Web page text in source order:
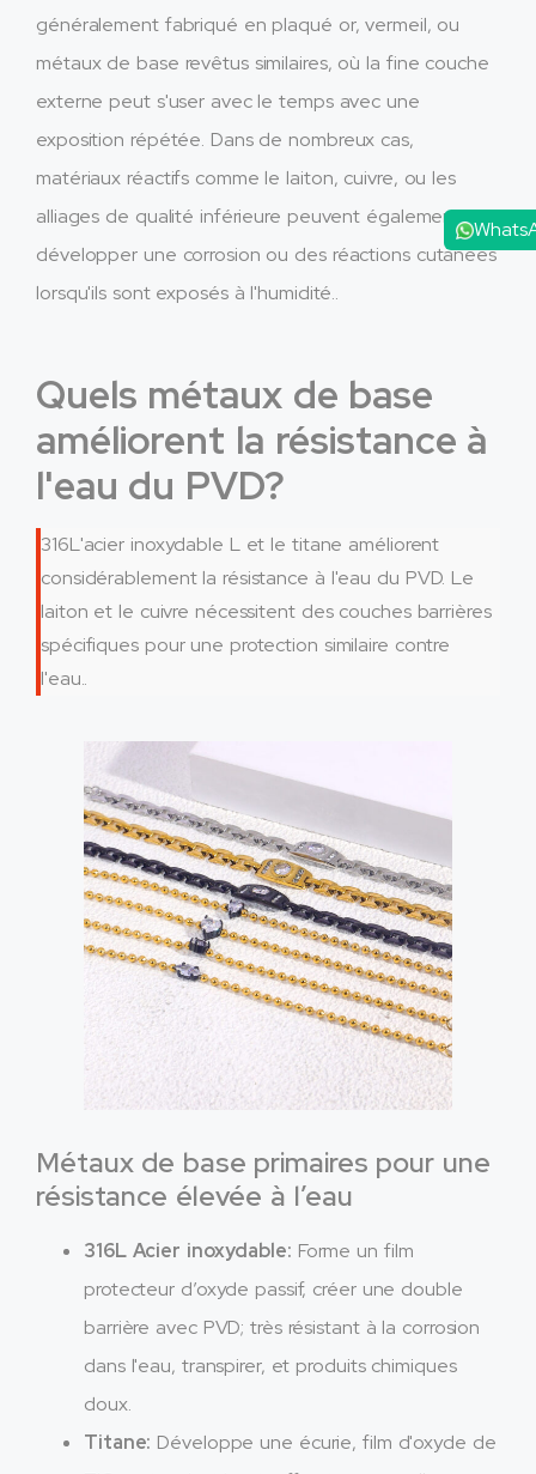
généralement fabriqué en plaqué or, vermeil, ou
métaux de base revêtus similaires, où la fine couche
externe peut s'user avec le temps avec une
exposition répétée. Dans de nombreux cas,
matériaux réactifs comme le laiton, cuivre, ou les
alliages de qualité inférieure peuvent également
développer une corrosion ou des réactions cutanées
lorsqu'ils sont exposés à l'humidité..
Quels métaux de base
améliorent la résistance à
l'eau du PVD?
316L'acier inoxydable L et le titane améliorent
considérablement la résistance à l'eau du PVD. Le
laiton et le cuivre nécessitent des couches barrières
spécifiques pour une protection similaire contre
l'eau..
Métaux de base primaires pour une
résistance élevée à l’eau
316L Acier inoxydable: Forme un film
protecteur d’oxyde passif, créer une double
barrière avec PVD; très résistant à la corrosion
dans l'eau, transpirer, et produits chimiques
doux.
Titane: Développe une écurie, film d'oxyde de